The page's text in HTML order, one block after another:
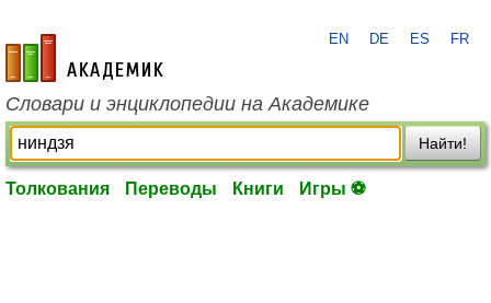
academic.ru
EN DE ES FR
Словари и энциклопедии на Академике
Найти!
Толкования Переводы Книги Игры ⚽